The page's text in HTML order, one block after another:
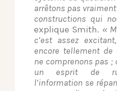
arrêtons pas
constructions qui
explique Smith. «
c’est assez
encore tellement de
ne comprenons pas ;
un esprit de
l’information se